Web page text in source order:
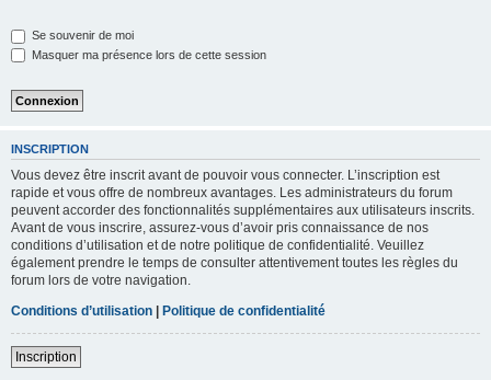
Se souvenir de moi
Masquer ma présence lors de cette session
INSCRIPTION
Vous devez être inscrit avant de pouvoir vous connecter. L’inscription est
rapide et vous offre de nombreux avantages. Les administrateurs du forum
peuvent accorder des fonctionnalités supplémentaires aux utilisateurs inscrits.
Avant de vous inscrire, assurez-vous d’avoir pris connaissance de nos
conditions d’utilisation et de notre politique de confidentialité. Veuillez
également prendre le temps de consulter attentivement toutes les règles du
forum lors de votre navigation.
Conditions d’utilisation | Politique de confidentialité
Inscription